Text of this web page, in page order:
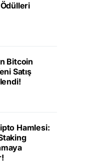
Ödülleri
Bitcoin
Satış
Hamlesi: